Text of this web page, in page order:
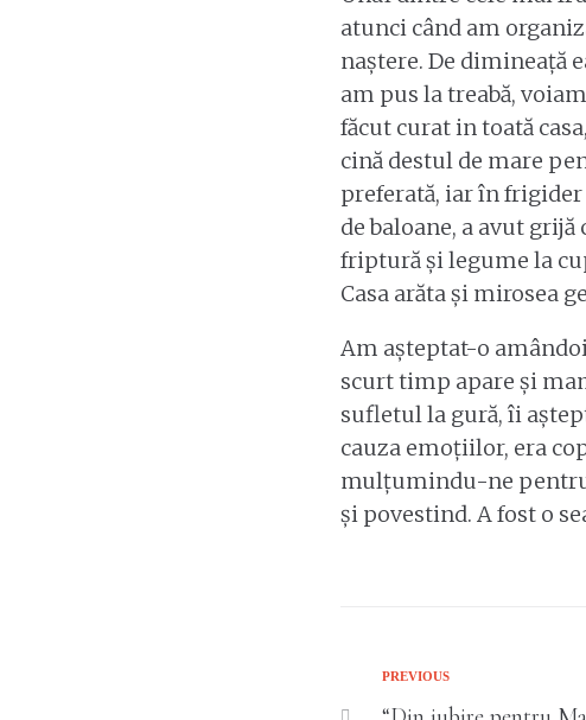
atunci când am
naștere. De dimineață
am pus la treabă,
făcut curat in toată
cină destul de mare
preferată, iar în
de baloane, a avut grijă
friptură și legume la
Casa arăta și mirosea
Am așteptat-o
scurt timp apare și
sufletul la gură, îi
cauza emoțiilor, era
mulțumindu-ne pentru
și povestind. A fost o
Post
Previous
PREVIOUS